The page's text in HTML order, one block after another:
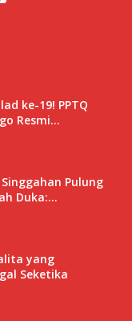
ke-19! PPTQ
Resmi...
Singgahan Pulung
Duka:...
yang
Seketika